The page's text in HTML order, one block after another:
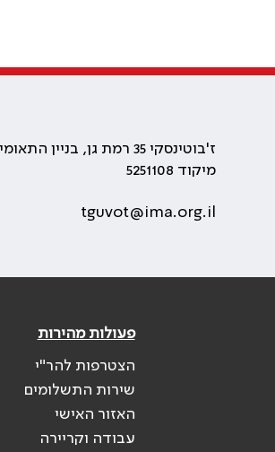
ז'בוטינסקי 35 רמת גן, בניין התאומים 2
מיקוד 5251108
tguvot@ima.org.il
פעולות מהירות
הצטרפות להר"י
שירות התשלומים
האזור האישי
עבודה וקריירה